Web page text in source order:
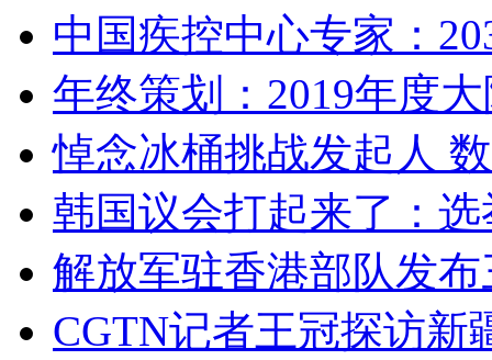
中国疾控中心专家：
年终策划：2019年度
悼念冰桶挑战发起人
韩国议会打起来了：
解放军驻香港部队发
CGTN记者王冠探访新